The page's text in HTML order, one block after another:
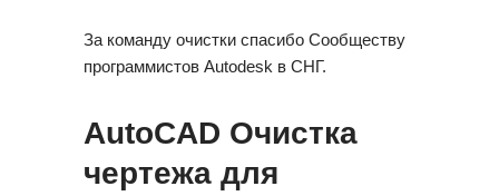
За команду очистки спасибо Сообществу
программистов Autodesk в СНГ.
AutoCAD Очистка
чертежа для